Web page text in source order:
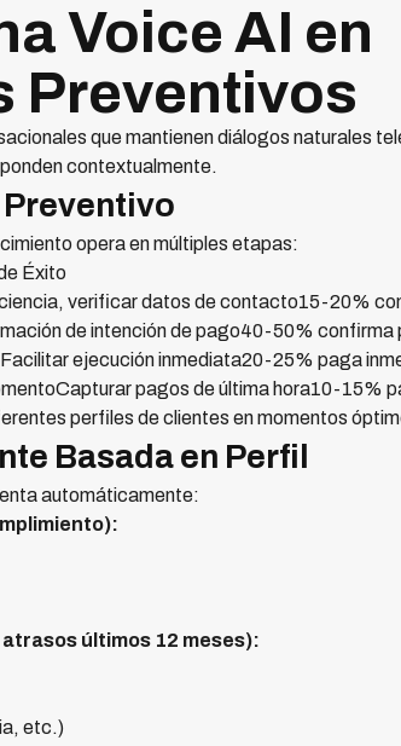
Voice AI en
Preventivos
que mantienen diálogos naturales
contextualmente.
opera en múltiples etapas:
Éxito
verificar datos de contacto15-20%
de intención de pago40-50% confirma
ejecución inmediata20-25% paga
pagos de última hora10-15%
perfiles de clientes en momentos
Basada en Perfil
automáticamente:
últimos 12 meses):
etc.)